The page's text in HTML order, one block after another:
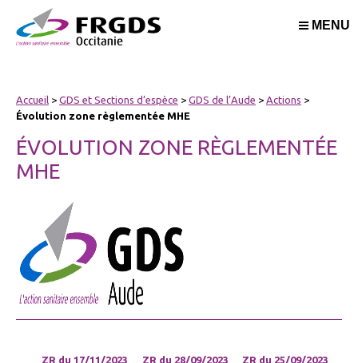
MENU
Accueil > GDS et Sections d’espèce > GDS de l’Aude > Actions >
Évolution zone règlementée MHE
ÉVOLUTION ZONE RÈGLEMENTÉE
MHE
ZR du 17/11/2023 ZR du 28/09/2023
ZR du 25/09/2023